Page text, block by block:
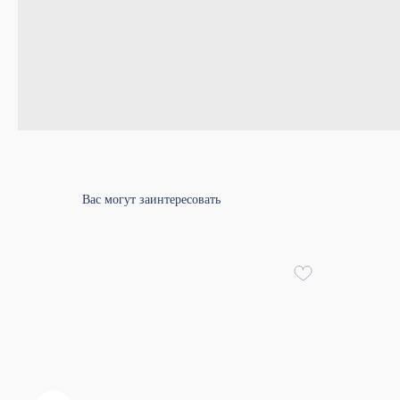
Вас могут заинтересовать